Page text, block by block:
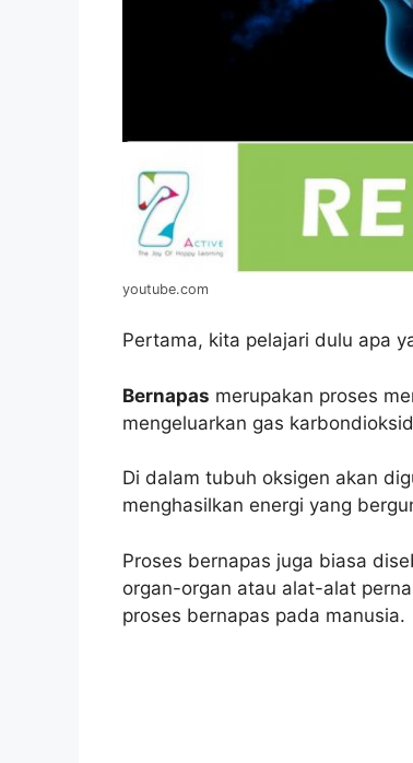
youtube.com
Pertama, kita pelajari dulu apa
Bernapas merupakan proses
mengeluarkan gas
Di dalam tubuh oksigen akan
menghasilkan energi yang
Proses bernapas juga biasa
organ-organ atau alat-alat
proses bernapas pada manusia.